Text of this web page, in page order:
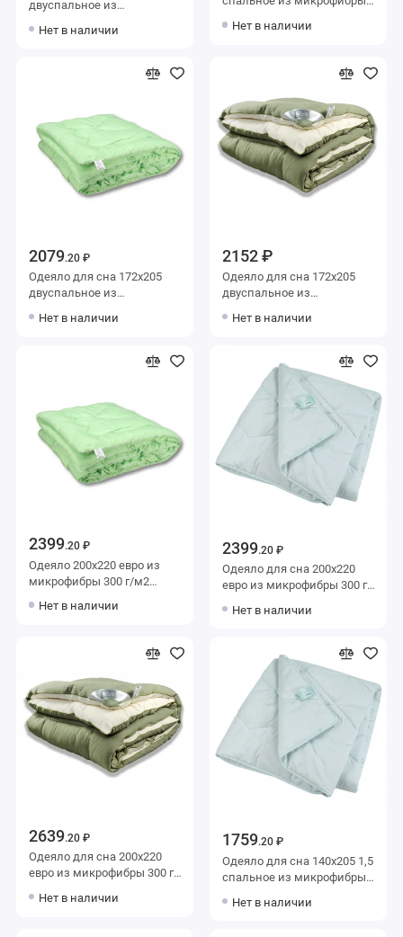
двуспальное из
бамбук,
Нет в наличии
лебяжий пух AlViTek
Нет в наличии
2079.20 ₽
Одеяло для сна 172х205
двуспальное из
бамбук,
Нет в наличии
2152 ₽
Одеяло для сна 172х205
двуспальное из
Искусственный лебяжий
Нет в наличии
2399.20 ₽
Одеяло 200х220 евро из
микрофибры 300 г/м2
силиконизированное
Нет в наличии
2399.20 ₽
Одеяло для сна 200х220
евро из микрофибры 300 г/
силиконизированное
Нет в наличии
2639.20 ₽
Одеяло для сна 200х220
евро из микрофибры 300 г/
лебяжий пух AlViTek
Нет в наличии
1759.20 ₽
Одеяло для сна 140х205 1,5
спальное из микрофибры
силиконизированное
Нет в наличии